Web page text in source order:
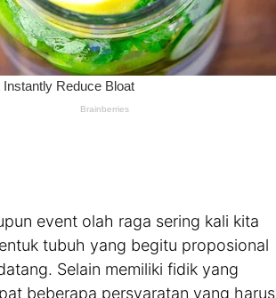
event olah raga sering kali kita
tubuh yang begitu proposional
Selain memiliki fidik yang
beberapa persyaratan yang harus